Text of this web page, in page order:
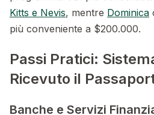
Kitts e Nevis, mentre Dominica
più conveniente a $200.000.
Passi Pratici:
Ricevuto il
Banche e Servizi